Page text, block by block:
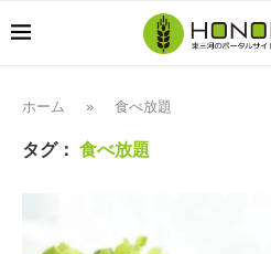
ホーム » 食べ放題
タグ： 食べ放題